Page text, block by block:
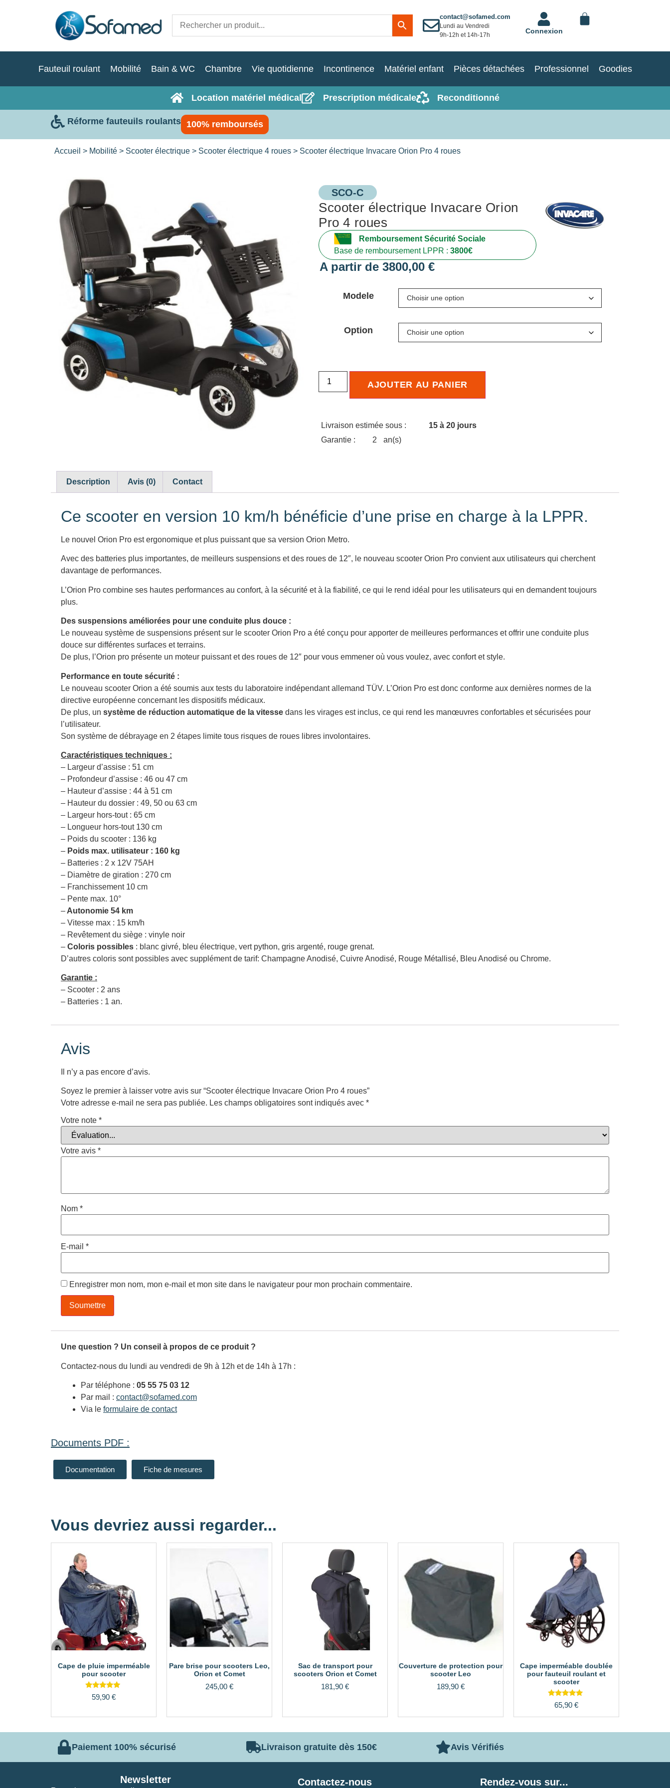
contact@sofamed.com
Lundi au Vendredi
9h-12h et 14h-17h
Connexion
Fauteuil roulant Mobilité Bain & WC Chambre Vie quotidienne Incontinence Matériel enfant Pièces détachées Professionnel Goodies
Location matériel médical Prescription médicale Reconditionné
Réforme fauteuils roulants 100% remboursés
Accueil > Mobilité > Scooter électrique > Scooter électrique 4 roues > Scooter électrique Invacare Orion Pro 4 roues
Scooter électrique Invacare Orion
Pro 4 roues
SCO-C
Remboursement Sécurité Sociale
Base de remboursement LPPR : 3800€
A partir de 3800,00 €
Modele
Option
AJOUTER AU PANIER
Livraison estimée sous :
15 à 20 jours
Garantie :
2 an(s)
Description Avis (0) Contact
Ce scooter en version 10 km/h bénéficie d’une prise en charge à la LPPR.
Le nouvel Orion Pro est ergonomique et plus puissant que sa version Orion Metro.
Avec des batteries plus importantes, de meilleurs suspensions et des roues de 12″, le nouveau scooter Orion Pro convient aux utilisateurs qui cherchent
davantage de performances.
L’Orion Pro combine ses hautes performances au confort, à la sécurité et à la fiabilité, ce qui le rend idéal pour les utilisateurs qui en demandent toujours
plus.
Des suspensions améliorées pour une conduite plus douce :
Le nouveau système de suspensions présent sur le scooter Orion Pro a été conçu pour apporter de meilleures performances et offrir une conduite plus
douce sur différentes surfaces et terrains.
De plus, l’Orion pro présente un moteur puissant et des roues de 12″ pour vous emmener où vous voulez, avec confort et style.
Performance en toute sécurité :
Le nouveau scooter Orion a été soumis aux tests du laboratoire indépendant allemand TÜV. L’Orion Pro est donc conforme aux dernières normes de la
directive européenne concernant les dispositifs médicaux.
De plus, un système de réduction automatique de la vitesse dans les virages est inclus, ce qui rend les manœuvres confortables et sécurisées pour
l’utilisateur.
Son système de débrayage en 2 étapes limite tous risques de roues libres involontaires.
Caractéristiques techniques :
– Largeur d’assise : 51 cm
– Profondeur d’assise : 46 ou 47 cm
– Hauteur d’assise : 44 à 51 cm
– Hauteur du dossier : 49, 50 ou 63 cm
– Largeur hors-tout : 65 cm
– Longueur hors-tout 130 cm
– Poids du scooter : 136 kg
– Poids max. utilisateur : 160 kg
– Batteries : 2 x 12V 75AH
– Diamètre de giration : 270 cm
– Franchissement 10 cm
– Pente max. 10°
– Autonomie 54 km
– Vitesse max : 15 km/h
– Revêtement du siège : vinyle noir
– Coloris possibles : blanc givré, bleu électrique, vert python, gris argenté, rouge grenat.
D’autres coloris sont possibles avec supplément de tarif: Champagne Anodisé, Cuivre Anodisé, Rouge Métallisé, Bleu Anodisé ou Chrome.
Garantie :
– Scooter : 2 ans
– Batteries : 1 an.
Avis
Il n’y a pas encore d’avis.
Soyez le premier à laisser votre avis sur “Scooter électrique Invacare Orion Pro 4 roues”
Votre adresse e-mail ne sera pas publiée. Les champs obligatoires sont indiqués avec *
Votre note *
Votre avis *
Nom *
E-mail *
Enregistrer mon nom, mon e-mail et mon site dans le navigateur pour mon prochain commentaire.
Une question ? Un conseil à propos de ce produit ?
Contactez-nous du lundi au vendredi de 9h à 12h et de 14h à 17h :
Par téléphone : 05 55 75 03 12
Par mail : contact@sofamed.com
Via le formulaire de contact
Documents PDF :
Documentation Fiche de mesures
Vous devriez aussi regarder...
Cape de pluie imperméable
pour scooter
Note
5.00
59,90 €
Pare brise pour scooters Leo,
Orion et Comet
245,00 €
Sac de transport pour
scooters Orion et Comet
181,90 €
Couverture de protection pour
scooter Leo
189,90 €
Cape imperméable doublée
pour fauteuil roulant et
scooter
Note
5.00
sur 5
65,90 €
Paiement 100% sécurisé Livraison gratuite dès 150€ Avis Vérifiés
Newsletter Contactez-nous Rendez-vous sur...